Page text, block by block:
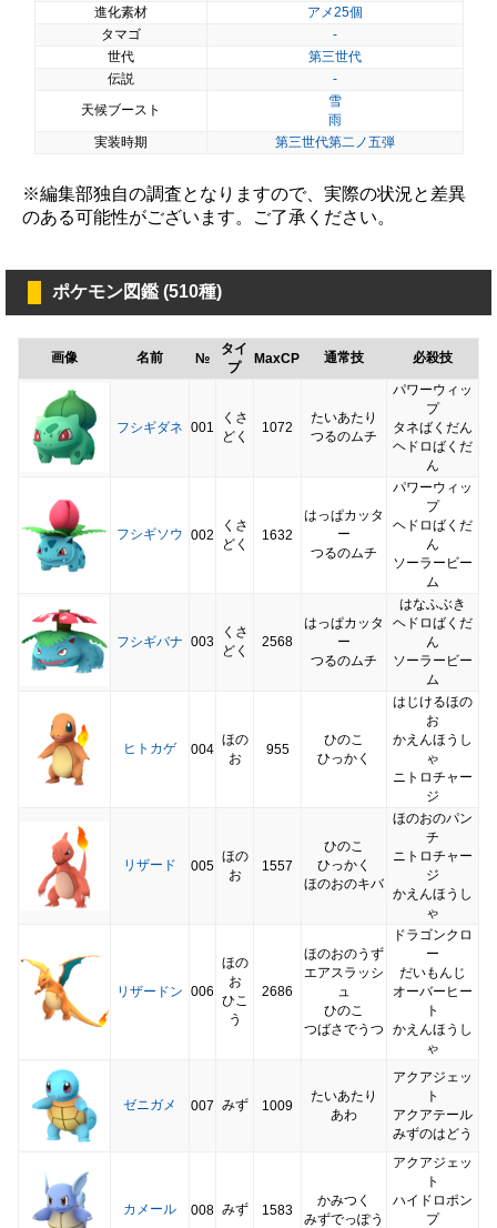
進化素材
アメ25個
タマゴ
-
世代
第三世代
伝説
-
天候ブースト
雪
雨
実装時期
第三世代第二ノ五弾
※編集部独自の調査となりますので、実際の状況と差異
のある可能性がございます。ご了承ください。
ポケモン図鑑 (510種)
画像 名前 №
タイ
プ
MaxCP 通常技 必殺技
フシギダネ 001
くさ
どく
1072
たいあたり
つるのムチ
パワーウィッ
プ
タネばくだん
ヘドロばくだ
ん
フシギソウ 002
くさ
どく
1632
はっぱカッタ
ー
つるのムチ
パワーウィッ
プ
ヘドロばくだ
ん
ソーラービー
ム
フシギバナ 003
くさ
どく
2568
はっぱカッタ
ー
つるのムチ
はなふぶき
ヘドロばくだ
ん
ソーラービー
ム
ヒトカゲ 004
ほの
お
955
ひのこ
ひっかく
はじけるほの
お
かえんほうし
ゃ
ニトロチャー
ジ
リザード 005
ほの
お
1557
ひのこ
ひっかく
ほのおのキバ
ほのおのパン
チ
ニトロチャー
ジ
かえんほうし
ゃ
リザードン 006
ほの
お
ひこ
う
2686
ほのおのうず
エアスラッシ
ュ
ひのこ
つばさでうつ
ドラゴンクロ
ー
だいもんじ
オーバーヒー
ト
かえんほうし
ゃ
ゼニガメ 007 みず 1009
たいあたり
あわ
アクアジェッ
ト
アクアテール
みずのはどう
カメール 008 みず 1583
かみつく
みずでっぽう
アクアジェッ
ト
ハイドロポン
プ